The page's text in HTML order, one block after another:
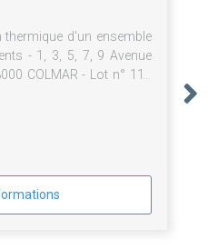
thermique d'un ensemble
- 1, 3, 5, 7, 9 Avenue
COLMAR - Lot n° 11 :